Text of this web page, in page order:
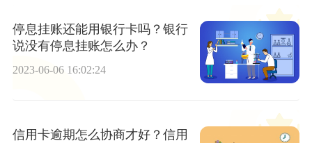
停息挂账还能用银行卡吗？银行
说没有停息挂账怎么办？
2023-06-06 16:02:24
信用卡逾期怎么协商才好？信用